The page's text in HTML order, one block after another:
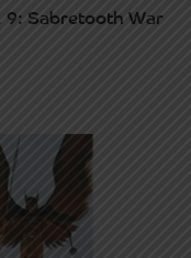
9: Sabretooth War